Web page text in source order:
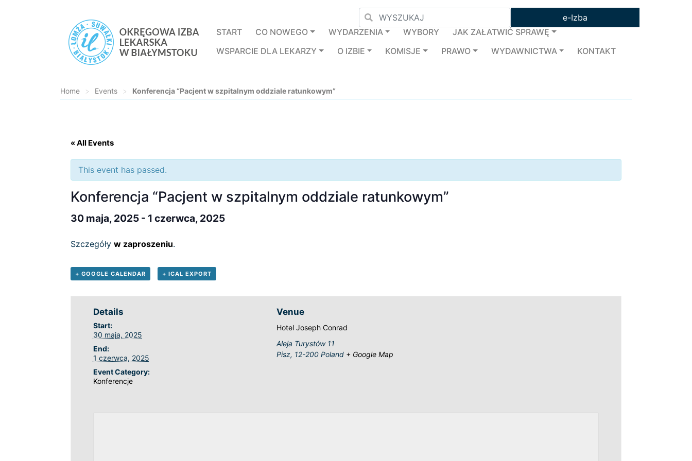
e-Izba
START
CO NOWEGO WYDARZENIA WYBORY
JAK ZAŁATWIĆ SPRAWĘ
WSPARCIE DLA LEKARZY
O IZBIE KOMISJE PRAWO WYDAWNICTWA KONTAKT
Home > Events > Konferencja “Pacjent w szpitalnym oddziale ratunkowym”
« All Events
This event has passed.
Konferencja “Pacjent w szpitalnym oddziale ratunkowym”
30 maja, 2025 - 1 czerwca, 2025
Szczegóły w zaproszeniu.
+ GOOGLE CALENDAR + ICAL EXPORT
Details
Start:
30 maja, 2025
End:
1 czerwca, 2025
Event Category:
Konferencje
Venue
Hotel Joseph Conrad
Aleja Turystów 11
Pisz, 12-200 Poland + Google Map